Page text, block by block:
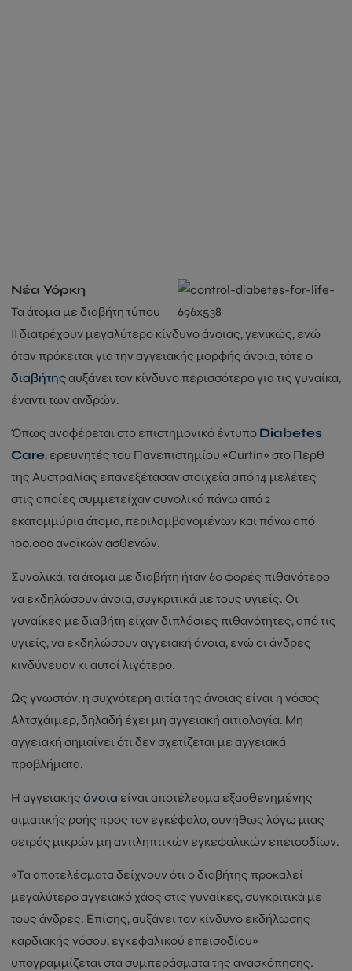
Νέα Υόρκη
Τα άτομα με διαβήτη τύπου
ΙΙ διατρέχουν μεγαλύτερο κίνδυνο άνοιας, γενικώς, ενώ
όταν πρόκειται για την αγγειακής μορφής άνοια, τότε ο
διαβήτηςαυξάνει τον κίνδυνο περισσότερο για τις γυναίκα,
έναντι των ανδρών.
Όπως αναφέρεται στο επιστημονικό έντυπο Diabetes
Care, ερευνητές του Πανεπιστημίου «Curtin» στο Περθ
της Αυστραλίας επανεξέτασαν στοιχεία από 14 μελέτες
στις οποίες συμμετείχαν συνολικά πάνω από 2
εκατομμύρια άτομα, περιλαμβανομένων και πάνω από
100.000 ανοϊκών ασθενών.
Συνολικά, τα άτομα με διαβήτη ήταν 60 φορές πιθανότερο
να εκδηλώσουν άνοια, συγκριτικά με τους υγιείς. Οι
γυναίκες με διαβήτη είχαν διπλάσιες πιθανότητες, από τις
υγιείς, να εκδηλώσουν αγγειακή άνοια, ενώ οι άνδρες
κινδύνευαν κι αυτοί λιγότερο.
Ως γνωστόν, η συχνότερη αιτία της άνοιας είναι η νόσος
Αλτσχάιμερ, δηλαδή έχει μη αγγειακή αιτιολογία. Μη
αγγειακή σημαίνει ότι δεν σχετίζεται με αγγειακά
προβλήματα.
Η αγγειακής άνοια είναι αποτέλεσμα εξασθενημένης
αιματικής ροής προς τον εγκέφαλο, συνήθως λόγω μιας
σειράς μικρών μη αντιληπτικών εγκεφαλικών επεισοδίων.
«Τα αποτελέσματα δείχνουν ότι ο διαβήτης προκαλεί
μεγαλύτερο αγγειακό χάος στις γυναίκες, συγκριτικά με
τους άνδρες. Επίσης, αυξάνει τον κίνδυνο εκδήλωσης
καρδιακής νόσου, εγκεφαλικού επεισοδίου»
υπογραμμίζεται στα συμπεράσματα της ανασκόπησης.